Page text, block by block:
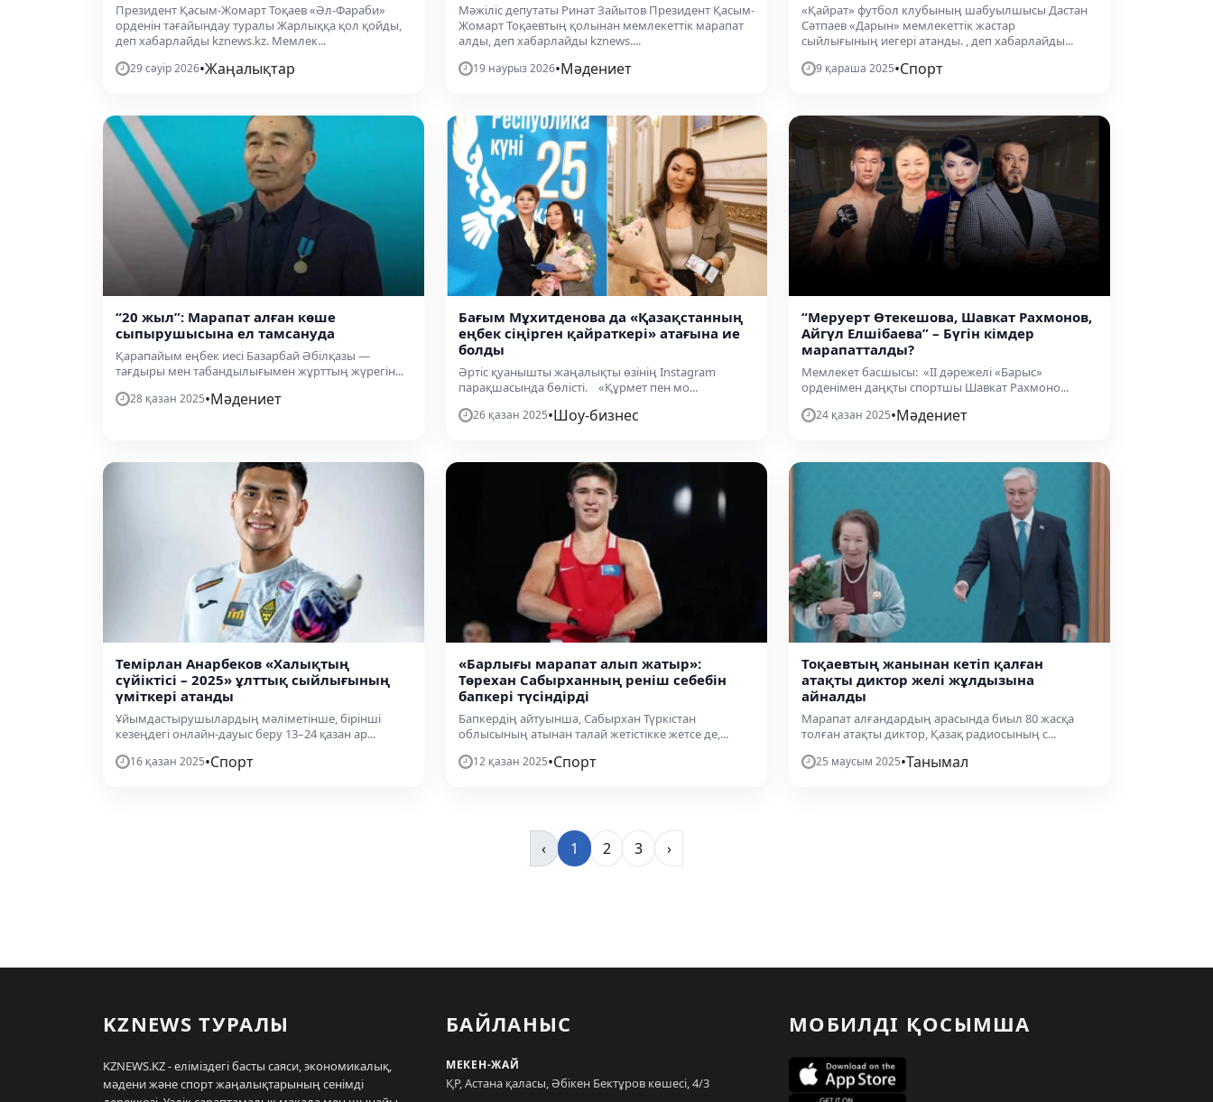
Президент Қасым-Жомарт Тоқаев «Әл-Фараби»
орденін тағайындау туралы Жарлыққа қол қойды,
деп хабарлайды kznews.kz. Мемлек...
29 сәуір 2026•Жаңалықтар
Мәжіліс депутаты Ринат Зайытов Президент Қасым-
Жомарт Тоқаевтың қолынан мемлекеттік марапат
алды, деп хабарлайды kznews....
19 наурыз 2026•Мәдениет
«Қайрат» футбол клубының шабуылшысы Дастан
Сәтпаев «Дарын» мемлекеттік жастар
сыйлығының иегері атанды. , деп хабарлайды...
9 қараша 2025•Спорт
“20 жыл”: Марапат алған көше
сыпырушысына ел тамсануда
Қарапайым еңбек иесі Базарбай Әбілқазы —
тағдыры мен табандылығымен жұрттың жүрегін...
28 қазан 2025•Мәдениет
Бағым Мұхитденова да «Қазақстанның
еңбек сіңірген қайраткері» атағына ие
болды
Әртіс қуанышты жаңалықты өзінің Instagram
парақшасында бөлісті. «Құрмет пен мо...
26 қазан 2025•Шоу-бизнес
“Меруерт Өтекешова, Шавкат Рахмонов,
Айгүл Елшібаева” – Бүгін кімдер
марапатталды?
Мемлекет басшысы: «ІІ дәрежелі «Барыс»
орденімен даңқты спортшы Шавкат Рахмоно...
24 қазан 2025•Мәдениет
Темірлан Анарбеков «Халықтың
сүйіктісі – 2025» ұлттық сыйлығының
үміткері атанды
Ұйымдастырушылардың мәліметінше, бірінші
кезеңдегі онлайн-дауыс беру 13–24 қазан ар...
16 қазан 2025•Спорт
«Барлығы марапат алып жатыр»:
Төрехан Сабырханның реніш себебін
бапкері түсіндірді
Бапкердің айтуынша, Сабырхан Түркістан
облысының атынан талай жетістікке жетсе де,...
12 қазан 2025•Спорт
Тоқаевтың жанынан кетіп қалған
атақты диктор желі жұлдызына
айналды
Марапат алғандардың арасында биыл 80 жасқа
толған атақты диктор, Қазақ радиосының с...
25 маусым 2025•Танымал
‹ 1 2 3 ›
KZNEWS ТУРАЛЫ
KZNEWS.KZ - еліміздегі басты саяси, экономикалық,
мәдени және спорт жаңалықтарының сенімді
БАЙЛАНЫС
МЕКЕН-ЖАЙ
ҚР, Астана қаласы, Әбікен Бектұров көшесі, 4/3
МОБИЛДІ ҚОСЫМША